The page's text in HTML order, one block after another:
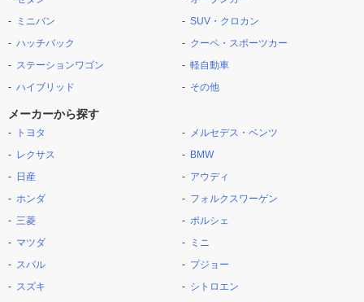
ミニバン
ハッチバック
ステーションワゴン
ハイブリッド
SUV・クロカン
クーペ・スポーツカー
軽自動車
その他
メーカーから探す
トヨタ
レクサス
日産
ホンダ
三菱
マツダ
スバル
スズキ
メルセデス・ベンツ
BMW
アウディ
フォルクスワーゲン
ポルシェ
ミニ
プジョー
シトロエン